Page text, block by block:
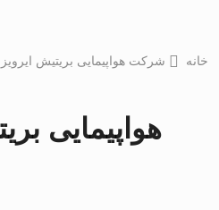
خانه شرکت هواپیمایی بریتیش ایرویز
هواپیمایی